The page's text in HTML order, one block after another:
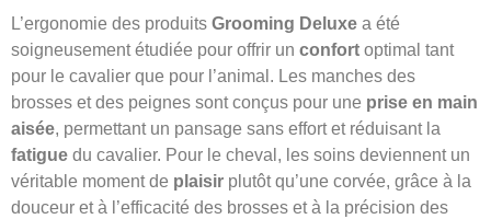
L’ergonomie des produits Grooming Deluxe a été
soigneusement étudiée pour offrir un confort optimal tant
pour le cavalier que pour l’animal. Les manches des
brosses et des peignes sont conçus pour une prise en main
aisée, permettant un pansage sans effort et réduisant la
fatigue du cavalier. Pour le cheval, les soins deviennent un
véritable moment de plaisir plutôt qu’une corvée, grâce à la
douceur et à l’efficacité des brosses et à la précision des